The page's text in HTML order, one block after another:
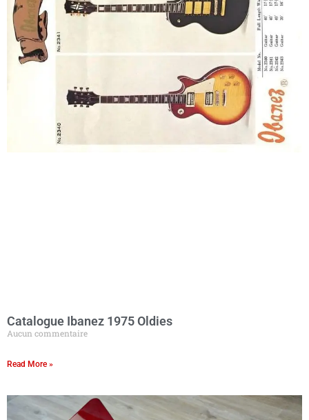
Catalogue Ibanez 1975 Oldies
Aucun commentaire
Read More »